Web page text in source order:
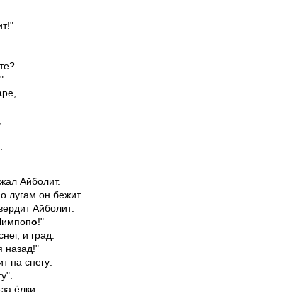
ре,
Айболит.
лугам он бежит.
Айболит:
о!"
и град:
назад!"
на снегу:
ёлки